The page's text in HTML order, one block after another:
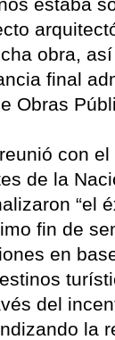
obra,
final
Obras
con
de la
“el
fin de
en
del
la